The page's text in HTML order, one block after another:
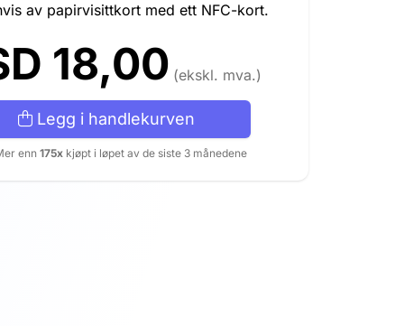
av papirvisittkort med ett NFC-kort.
18,00 (ekskl. mva.)
Legg i handlekurven
enn 175xkjøpt i løpet av de siste 3 månedene